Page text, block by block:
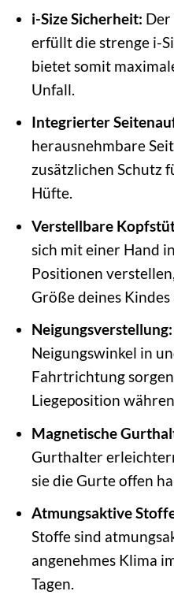
i-Size Sicherheit: Der
erfüllt die strenge i-
bietet somit
Unfall.
Integrierter
herausnehmbare
zusätzlichen Schutz
Hüfte.
Verstellbare
sich mit einer Hand
Positionen
Größe deines Kindes
Neigungsverstellung:
Neigungswinkel in
Fahrtrichtung
Liegeposition
Magnetische
Gurthalter
sie die Gurte offen
Atmungsaktive
Stoffe sind
angenehmes Klima
Tagen.